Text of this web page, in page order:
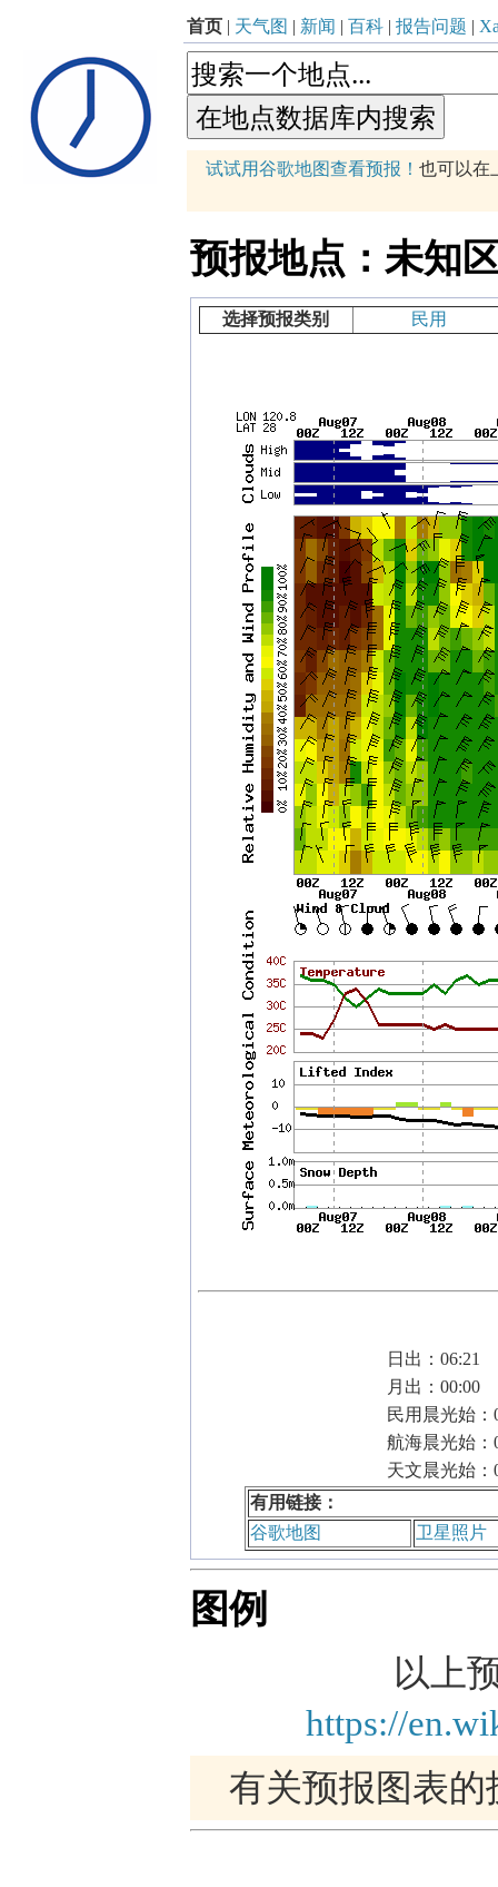
首页 | 天气图 | 新闻 | 百科 | 报告问题 |
试试用谷歌地图查看预报！ 也可以在
预报地点：未知
选择预报类别 民用
日出：06:21
月出：00:00
民用晨光始：
航海晨光始：
天文晨光始：
有用链接：
谷歌地图
卫星照片
图例
以上预
https://
有关预报图表